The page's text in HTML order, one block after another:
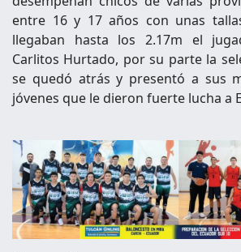
entre 16 y 17 años con unas
llegaban hasta los 2.17m el
Carlitos Hurtado, por su parte la
se quedó atrás y presentó a sus
jóvenes que le dieron fuerte lucha a